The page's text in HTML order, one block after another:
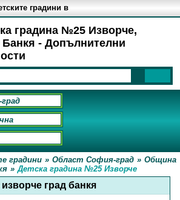
градина №25 Изворче,
Банкя - Допълнителни
градини в
градини » Област София-град » Община
» Детска градина №25 Изворче
изворче град банкя